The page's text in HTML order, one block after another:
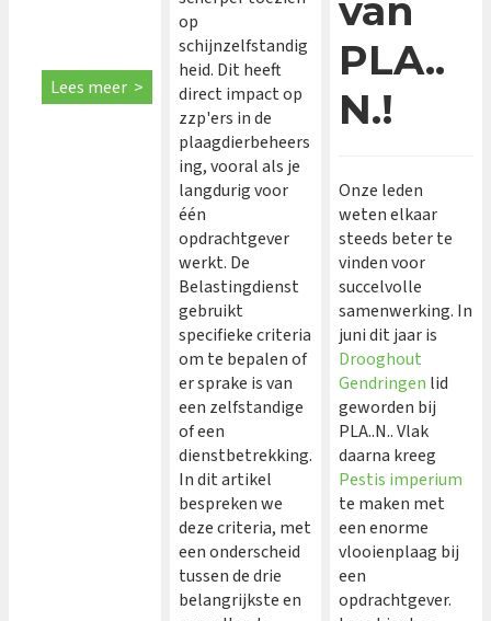
Lees meer >
op
schijnzelfstandig
heid. Dit heeft
direct impact op
zzp'ers in de
plaagdierbeheers
ing, vooral als je
langdurig voor
één
opdrachtgever
werkt. De
Belastingdienst
gebruikt
specifieke criteria
om te bepalen of
er sprake is van
een zelfstandige
of een
dienstbetrekking.
In dit artikel
bespreken we
deze criteria, met
een onderscheid
tussen de drie
belangrijkste en
van
PLA..
N.!
Onze leden
weten elkaar
steeds beter te
vinden voor
succelvolle
samenwerking. In
juni dit jaar is
Drooghout
Gendringen lid
geworden bij
PLA..N.. Vlak
daarna kreeg
Pestis imperium
te maken met
een enorme
vlooienplaag bij
een
opdrachtgever.